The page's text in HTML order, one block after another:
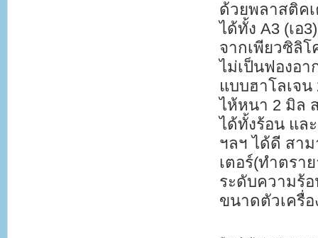
ด้วยพลาสติค
ได้ทั้ง A3 (เอ
จากเพียวซิลิ
ไม่เป็นฟองอ
แบบฮาโลเจน
ไห้หนา 2 มิล
ได้ทั้งร้อน แล
ฯลฯ ได้ดี สาม
เตอร์(ทำตรา
ระดับความร้อ
ขนาดตัวเครื่